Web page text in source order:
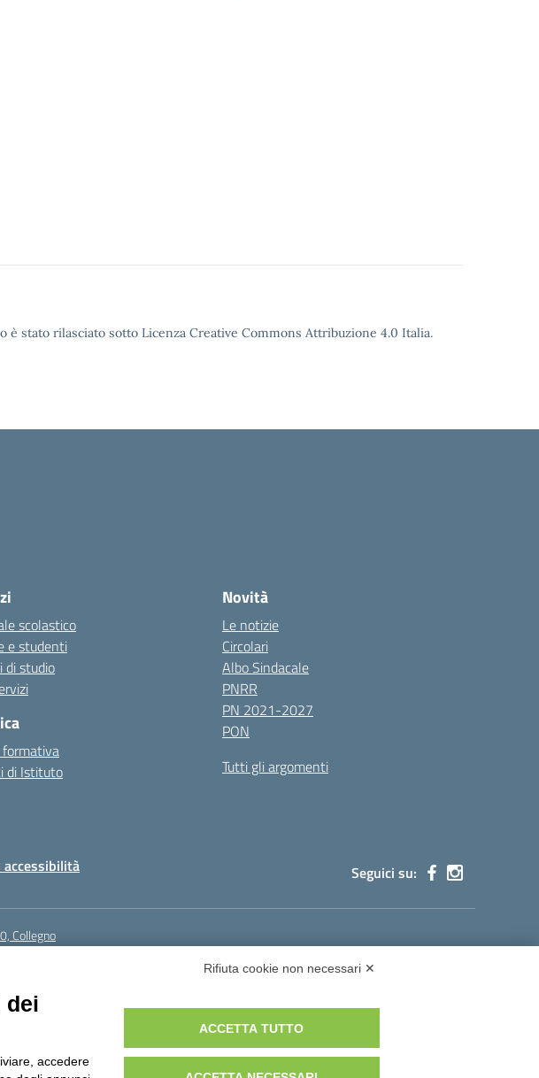
è stato rilasciato sotto Licenza Creative Commons Attribuzione 4.0 Italia.
scolastico
e studenti
di studio
di Istituto
Novità
Le notizie
Circolari
Albo Sindacale
PNRR
PN 2021-2027
PON
Tutti gli argomenti
Seguici su:
Collegno
Rifiuta cookie non necessari ✕
dei
accedere
ACCETTA TUTTO